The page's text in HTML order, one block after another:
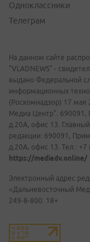
Одноклассники
Телеграм
На данном сайте
"VLADNEWS" -
выдано Федеральной
информационных
(Роскомнадзор) 17 мая
Медиа Центр". 690091,
д.20А, офис 13.
редакции: 690091,
д.20А, офис 13. Тел.: +7
https://mediadv.online/
Электронный адрес
«Дальневосточный
249-8-800. 18+